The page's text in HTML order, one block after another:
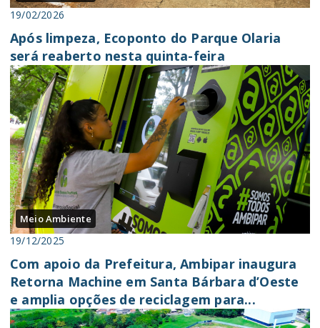
19/02/2026
Após limpeza, Ecoponto do Parque Olaria
será reaberto nesta quinta-feira
Meio Ambiente
19/12/2025
Com apoio da Prefeitura, Ambipar inaugura
Retorna Machine em Santa Bárbara d’Oeste
e amplia opções de reciclagem para...